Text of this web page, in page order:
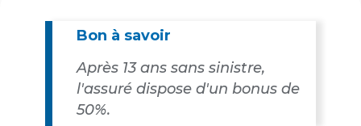
Bon à savoir
Après 13 ans sans sinistre,
l'assuré dispose d'un bonus de
50%.